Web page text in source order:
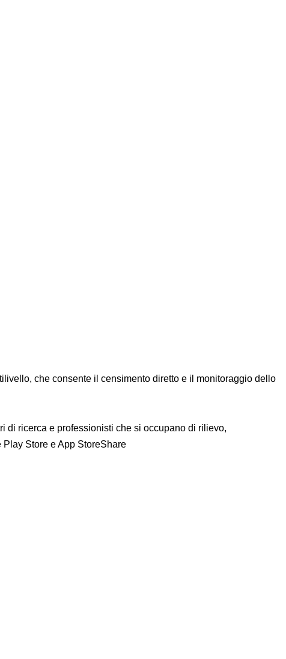
che consente il censimento diretto e il monitoraggio dello
di ricerca e professionisti che si occupano di rilievo,
Store e App StoreShare